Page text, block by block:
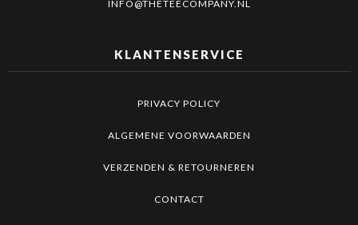
INFO@THETEECOMPANY.NL
KLANTENSERVICE
PRIVACY POLICY
ALGEMENE VOORWAARDEN
VERZENDEN & RETOURNEREN
CONTACT